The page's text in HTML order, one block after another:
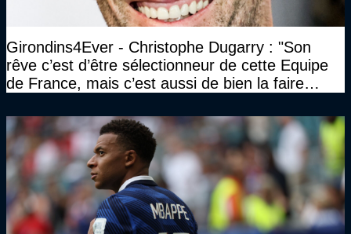
Girondins4Ever - Christophe Dugarry : "Son
rêve c’est d’être sélectionneur de cette Equipe
de France, mais c’est aussi de bien la faire